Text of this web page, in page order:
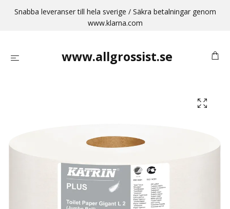
Snabba leveranser till hela sverige / Säkra betalningar genom
www.klarna.com
www.allgrossist.se